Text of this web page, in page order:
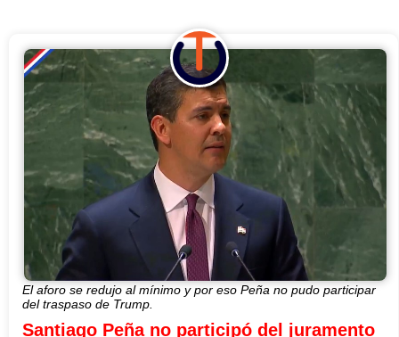
El aforo se redujo al mínimo y por eso Peña no pudo participar
del traspaso de Trump.
Santiago Peña no participó del juramento